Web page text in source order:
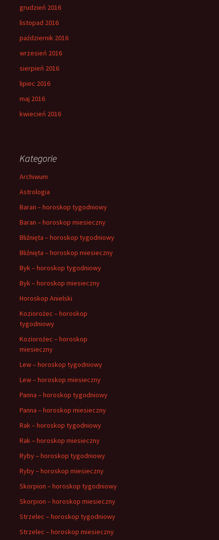
grudzień 2016
listopad 2016
październik 2016
wrzesień 2016
sierpień 2016
lipiec 2016
maj 2016
kwiecień 2016
Kategorie
Archiwum
Astrologia
Baran – horoskop tygodniowy
Baran – horoskop miesieczny
Bliźnięta – horoskop tygodniowy
Bliźnięta – horoskop miesieczny
Byk – horoskop tygodniowy
Byk – horoskop miesieczny
Horoskop Anielski
Koziorożec – horoskop
tygodniowy
Koziorożec – horoskop
miesieczny
Lew – horoskop tygodniowy
Lew – horoskop miesieczny
Panna – horoskop tygodniowy
Panna – horoskop miesieczny
Rak – horoskop tygodniowy
Rak – horoskop miesieczny
Ryby – horoskop tygodniowy
Ryby – horoskop miesieczny
Skorpion – horoskop tygodniowy
Skorpion – horoskop miesieczny
Strzelec – horoskop tygodniowy
Strzelec – horoskop miesieczny